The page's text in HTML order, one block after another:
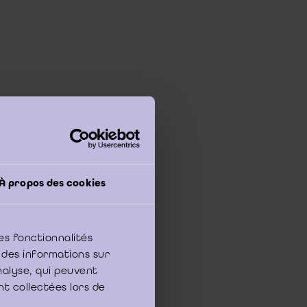
propos des cookies
fonctionnalités
informations sur
qui peuvent
collectées lors de
contractuelle du
mandat de